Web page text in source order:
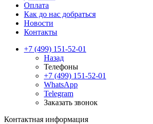
Оплата
Как до нас добраться
Новости
Контакты
+7 (499) 151-52-01
Назад
Телефоны
+7 (499) 151-52-01
WhatsApp
Telegram
Заказать звонок
Контактная информация